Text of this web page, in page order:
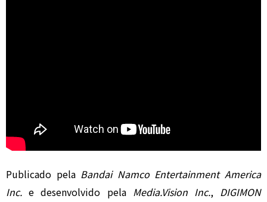
Publicado pela Bandai Namco Entertainment America
Inc. e desenvolvido pela Media.Vision Inc., DIGIMON